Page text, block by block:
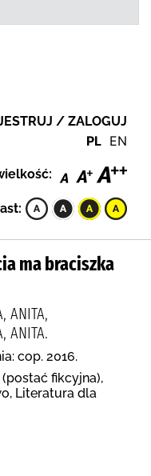
/ ZALOGUJ
PL EN
ma braciszka
ANITA,
ANITA.
cop. 2016.
(postać fikcyjna),
Literatura dla